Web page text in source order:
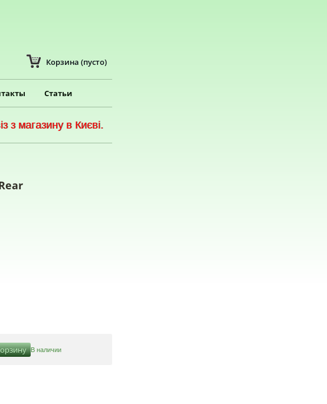
Корзина (пусто)
Статьи
магазину в Києві.
В наличии